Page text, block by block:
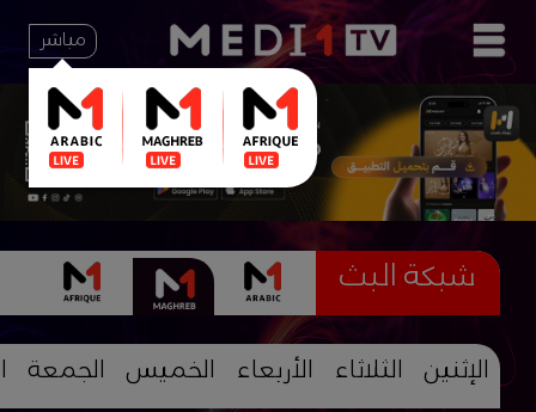
مباشر
شبكة البث
الإثنين الثلاثاء الأربعاء الخميس الجمعة